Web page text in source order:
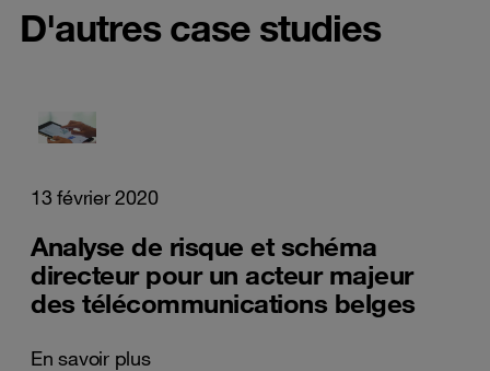
D'autres case studies
13 février 2020
Analyse de risque et schéma
directeur pour un acteur majeur
des télécommunications belges
En savoir plus